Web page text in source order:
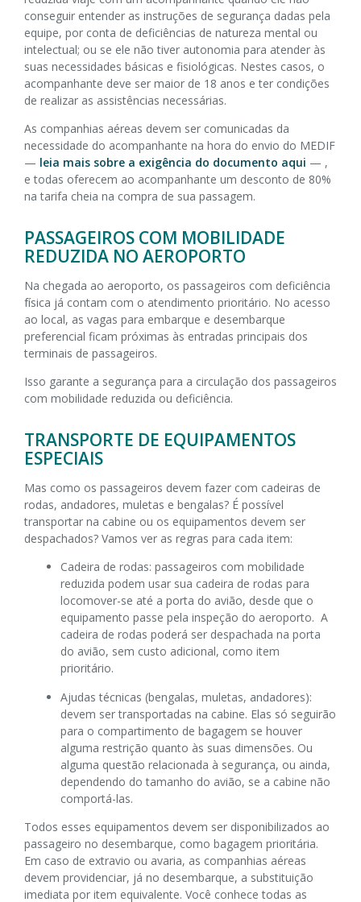
conseguir entender as instruções de segurança dadas pela
equipe, por conta de deficiências de natureza mental ou
intelectual; ou se ele não tiver autonomia para atender às
suas necessidades básicas e fisiológicas. Nestes casos, o
acompanhante deve ser maior de 18 anos e ter condições
de realizar as assistências necessárias.
As companhias aéreas devem ser comunicadas da
necessidade do acompanhante na hora do envio do MEDIF
— leia mais sobre a exigência do documento aqui — ,
e todas oferecem ao acompanhante um desconto de 80%
na tarifa cheia na compra de sua passagem.
PASSAGEIROS COM MOBILIDADE
REDUZIDA NO AEROPORTO
Na chegada ao aeroporto, os passageiros com deficiência
física já contam com o atendimento prioritário. No acesso
ao local, as vagas para embarque e desembarque
preferencial ficam próximas às entradas principais dos
terminais de passageiros.
Isso garante a segurança para a circulação dos passageiros
com mobilidade reduzida ou deficiência.
TRANSPORTE DE EQUIPAMENTOS
ESPECIAIS
Mas como os passageiros devem fazer com cadeiras de
rodas, andadores, muletas e bengalas? É possível
transportar na cabine ou os equipamentos devem ser
despachados? Vamos ver as regras para cada item:
Cadeira de rodas: passageiros com mobilidade
reduzida podem usar sua cadeira de rodas para
locomover-se até a porta do avião, desde que o
equipamento passe pela inspeção do aeroporto. A
cadeira de rodas poderá ser despachada na porta
do avião, sem custo adicional, como item
prioritário.
Ajudas técnicas (bengalas, muletas, andadores):
devem ser transportadas na cabine. Elas só seguirão
para o compartimento de bagagem se houver
alguma restrição quanto às suas dimensões. Ou
alguma questão relacionada à segurança, ou ainda,
dependendo do tamanho do avião, se a cabine não
comportá-las.
Todos esses equipamentos devem ser disponibilizados ao
passageiro no desembarque, como bagagem prioritária.
Em caso de extravio ou avaria, as companhias aéreas
devem providenciar, já no desembarque, a substituição
imediata por item equivalente. Você conhece todas as